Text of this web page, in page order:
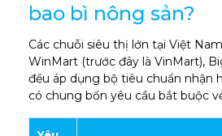
bao bì nông sản?
Các chuỗi siêu thị lớn tại Việt
WinMart (trước đây là VinMart),
đều áp dụng bộ tiêu chuẩn nhận
có chung bốn yêu cầu bắt buộc